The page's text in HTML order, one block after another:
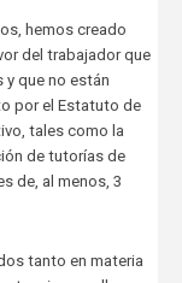
hemos creado
del trabajador que
que no están
por el Estatuto de
tales como la
de tutorías de
de, al menos, 3
tanto en materia